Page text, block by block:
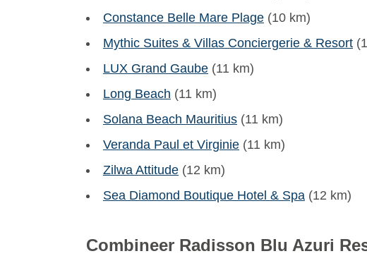
Constance Belle Mare Plage (10 km)
Mythic Suites & Villas Conciergerie & Resort
LUX Grand Gaube (11 km)
Long Beach (11 km)
Solana Beach Mauritius (11 km)
Veranda Paul et Virginie (11 km)
Zilwa Attitude (12 km)
Sea Diamond Boutique Hotel & Spa (12 km)
Combineer Radisson Blu Azuri